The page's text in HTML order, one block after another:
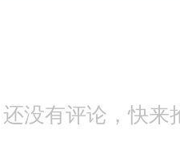
还没有评论，快来